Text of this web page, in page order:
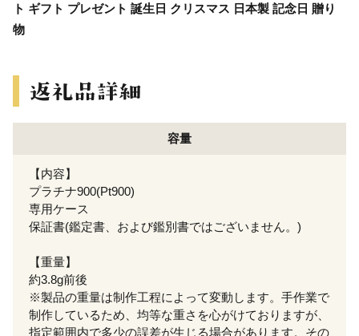
ト ギフト プレゼント 誕生日 クリスマス 日本製 記念日 贈り
物
容量
【内容】
プラチナ900(Pt900)
専用ケース
保証書(鑑定書、および鑑別書ではございません。)
【重量】
約3.8g前後
※製品の重量は制作工程によって変動します。手作業で
制作しているため、均等な重さを心がけておりますが、
指定範囲内で多少の誤差が生じる場合があります。その